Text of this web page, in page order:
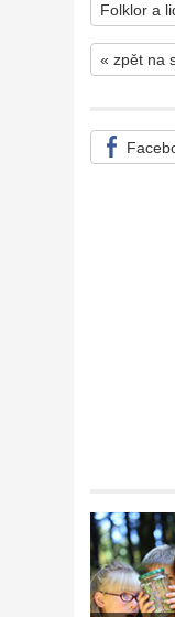
Folklor a
« zpět na